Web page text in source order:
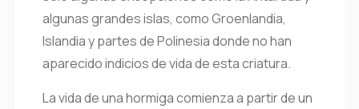
algunas grandes islas, como Groenlandia,
Islandia y partes de Polinesia donde no han
aparecido indicios de vida de esta criatura.
La vida de una hormiga comienza a partir de un